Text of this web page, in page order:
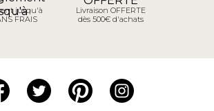
jusqu'à
FRAIS
Livraison OFFERTE
dès 500€ d'achats